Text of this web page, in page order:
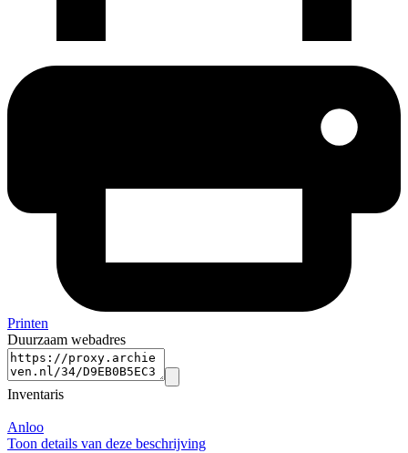
Printen
Duurzaam webadres
Inventaris
Anloo
Toon details van deze beschrijving